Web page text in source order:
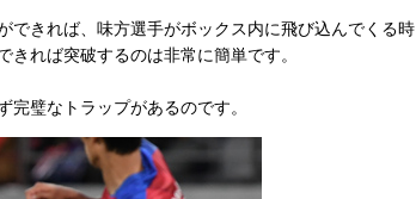
きれば、味方選手がボックス内に飛び込んでくる時
れば突破するのは非常に簡単です。
璧なトラップがあるのです。